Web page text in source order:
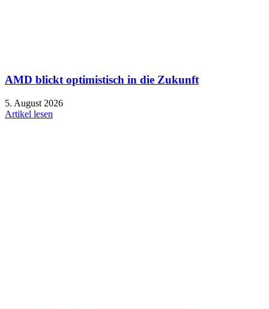
AMD blickt optimistisch in die Zukunft
5. August 2026
Artikel lesen